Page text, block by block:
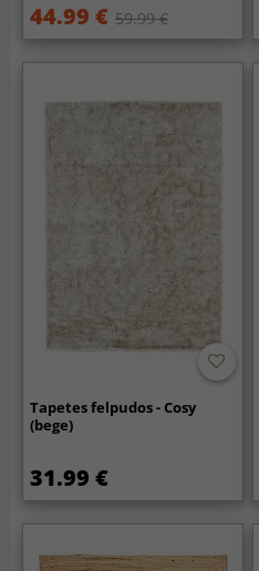
44.99 € 59.99 €
Tapetes felpudos - Cosy
(bege)
31.99 €